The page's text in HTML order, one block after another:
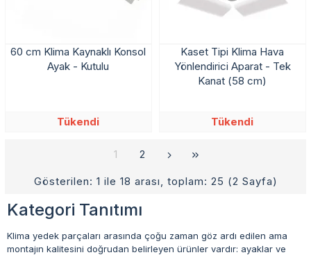
Kategori Tanıtımı
Klima yedek parçaları arasında çoğu zaman göz ardı edilen ama
montajın kalitesini doğrudan belirleyen ürünler vardır: ayaklar ve
60 cm Klima Kaynaklı Konsol
Ayak - Kutulu
Tükendi
Kaset Tipi Klima Hava
Yönlendirici Aparat - Tek
Kanat (58 cm)
Tükendi
1 2
Gösterilen: 1 ile 18 arası, toplam: 25 (2 Sayfa)